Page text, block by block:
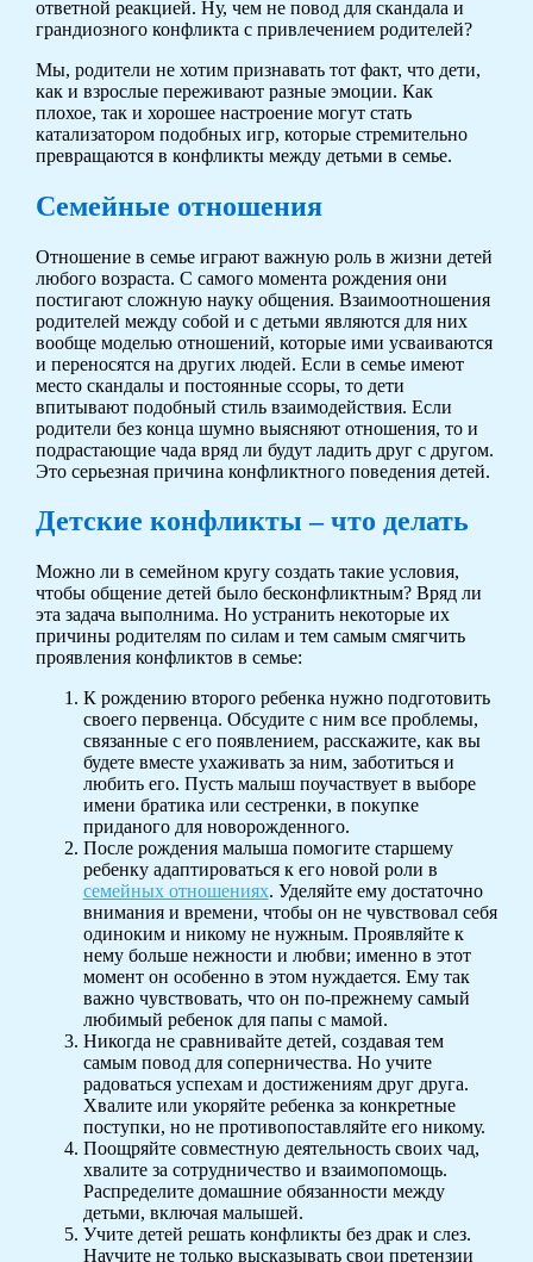
ответной реакцией. Ну, чем не повод для скандала и
грандиозного конфликта с привлечением родителей?
Мы, родители не хотим признавать тот факт, что дети,
как и взрослые переживают разные эмоции. Как
плохое, так и хорошее настроение могут стать
катализатором подобных игр, которые стремительно
превращаются в конфликты между детьми в семье.
Семейные отношения
Отношение в семье играют важную роль в жизни детей
любого возраста. С самого момента рождения они
постигают сложную науку общения. Взаимоотношения
родителей между собой и с детьми являются для них
вообще моделью отношений, которые ими усваиваются
и переносятся на других людей. Если в семье имеют
место скандалы и постоянные ссоры, то дети
впитывают подобный стиль взаимодействия. Если
родители без конца шумно выясняют отношения, то и
подрастающие чада вряд ли будут ладить друг с другом.
Это серьезная причина конфликтного поведения детей.
Детские конфликты – что делать
Можно ли в семейном кругу создать такие условия,
чтобы общение детей было бесконфликтным? Вряд ли
эта задача выполнима. Но устранить некоторые их
причины родителям по силам и тем самым смягчить
проявления конфликтов в семье:
К рождению второго ребенка нужно подготовить
своего первенца. Обсудите с ним все проблемы,
связанные с его появлением, расскажите, как вы
будете вместе ухаживать за ним, заботиться и
любить его. Пусть малыш поучаствует в выборе
имени братика или сестренки, в покупке
приданого для новорожденного.
После рождения малыша помогите старшему
ребенку адаптироваться к его новой роли в
семейных отношениях. Уделяйте ему достаточно
внимания и времени, чтобы он не чувствовал себя
одиноким и никому не нужным. Проявляйте к
нему больше нежности и любви; именно в этот
момент он особенно в этом нуждается. Ему так
важно чувствовать, что он по-прежнему самый
любимый ребенок для папы с мамой.
Никогда не сравнивайте детей, создавая тем
самым повод для соперничества. Но учите
радоваться успехам и достижениям друг друга.
Хвалите или укоряйте ребенка за конкретные
поступки, но не противопоставляйте его никому.
Поощряйте совместную деятельность своих чад,
хвалите за сотрудничество и взаимопомощь.
Распределите домашние обязанности между
детьми, включая малышей.
Учите детей решать конфликты без драк и слез.
Научите не только высказывать свои претензии